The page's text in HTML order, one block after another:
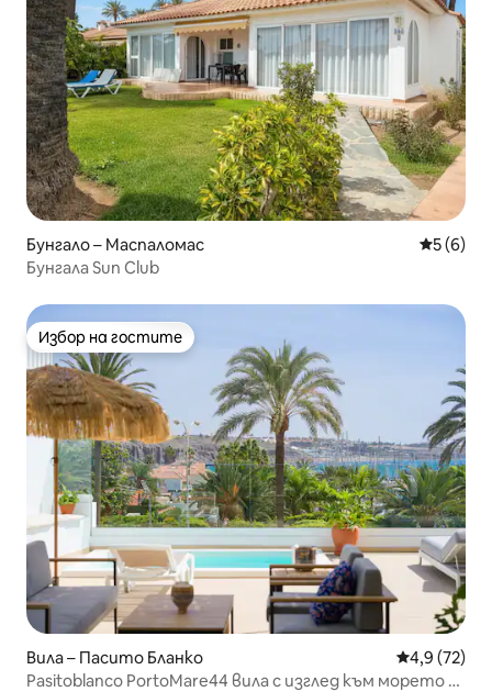
Бунгало – Маспаломас Средна
5 (6)
Бунгала Sun Club
Избор на гостите
Избор на гостите
Вила – Пасито Бланко Средна
4,9 (72)
Pasitoblanco PortoMare44 вила с изглед към морето -